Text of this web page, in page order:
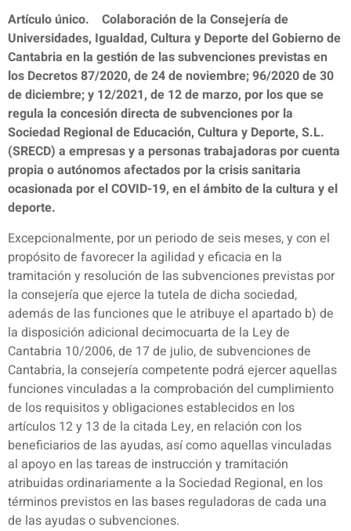
Artículo único. Colaboración de la Consejería de
Universidades, Igualdad, Cultura y Deporte del Gobierno de
Cantabria en la gestión de las subvenciones previstas en
los Decretos 87/2020, de 24 de noviembre; 96/2020 de 30
de diciembre; y 12/2021, de 12 de marzo, por los que se
regula la concesión directa de subvenciones por la
Sociedad Regional de Educación, Cultura y Deporte, S.L.
(SRECD) a empresas y a personas trabajadoras por cuenta
propia o autónomos afectados por la crisis sanitaria
ocasionada por el COVID-19, en el ámbito de la cultura y el
deporte.
Excepcionalmente, por un periodo de seis meses, y con el
propósito de favorecer la agilidad y eficacia en la
tramitación y resolución de las subvenciones previstas por
la consejería que ejerce la tutela de dicha sociedad,
además de las funciones que le atribuye el apartado b) de
la disposición adicional decimocuarta de la Ley de
Cantabria 10/2006, de 17 de julio, de subvenciones de
Cantabria, la consejería competente podrá ejercer aquellas
funciones vinculadas a la comprobación del cumplimiento
de los requisitos y obligaciones establecidos en los
artículos 12 y 13 de la citada Ley, en relación con los
beneficiarios de las ayudas, así como aquellas vinculadas
al apoyo en las tareas de instrucción y tramitación
atribuidas ordinariamente a la Sociedad Regional, en los
términos previstos en las bases reguladoras de cada una
de las ayudas o subvenciones.